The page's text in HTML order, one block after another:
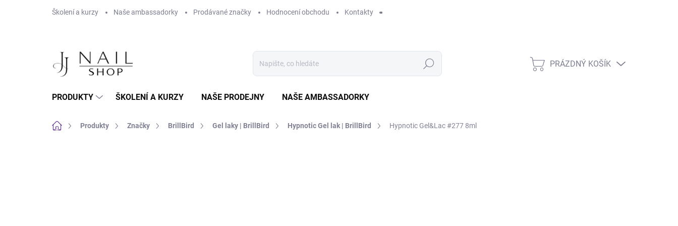
Školení a kurzy
Naše ambassadorky Prodávané značky Hodnocení obchodu Kontakty
Hledat NÁKUPNÍ KOŠÍK
PRÁZDNÝ KOŠÍK
PRODUKTY ŠKOLENÍ A KURZY NAŠE PRODEJNY NAŠE AMBASSADORKY
Domů Produkty Značky BrillBird Gel laky | BrillBird Hypnotic Gel lak | BrillBird Hypnotic Gel&Lac #277 8ml